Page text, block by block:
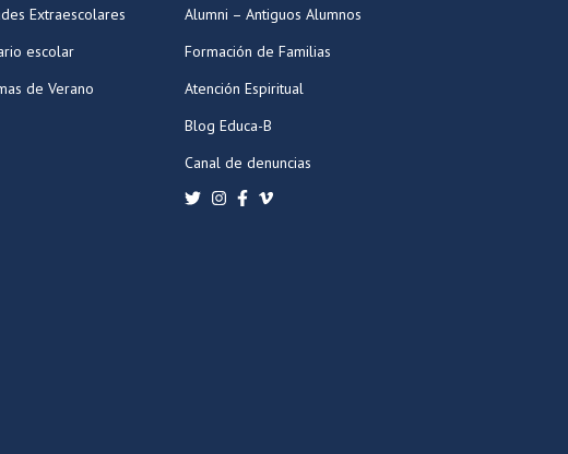
Extraescolares
escolar
de Verano
Alumni – Antiguos Alumnos
Formación de Familias
Atención Espiritual
Blog Educa-B
Canal de denuncias